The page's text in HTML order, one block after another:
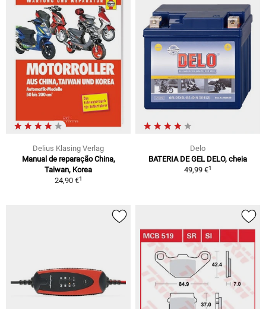
Delius Klasing Verlag
Manual de reparação China,
Taiwan, Korea
24,90 €1
Delo
BATERIA DE GEL DELO, cheia
49,99 €1